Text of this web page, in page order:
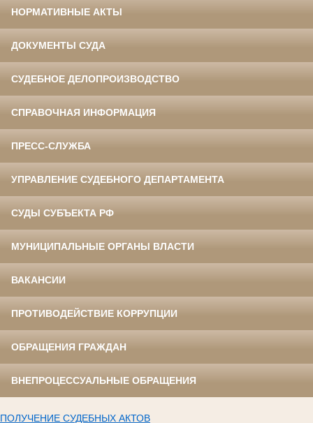
НОРМАТИВНЫЕ АКТЫ
ДОКУМЕНТЫ СУДА
СУДЕБНОЕ ДЕЛОПРОИЗВОДСТВО
СПРАВОЧНАЯ ИНФОРМАЦИЯ
ПРЕСС-СЛУЖБА
УПРАВЛЕНИЕ СУДЕБНОГО ДЕПАРТАМЕНТА
СУДЫ СУБЪЕКТА РФ
МУНИЦИПАЛЬНЫЕ ОРГАНЫ ВЛАСТИ
ВАКАНСИИ
ПРОТИВОДЕЙСТВИЕ КОРРУПЦИИ
ОБРАЩЕНИЯ ГРАЖДАН
ВНЕПРОЦЕССУАЛЬНЫЕ ОБРАЩЕНИЯ
ПОЛУЧЕНИЕ СУДЕБНЫХ АКТОВ